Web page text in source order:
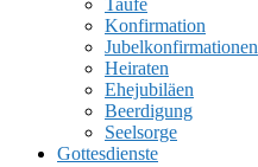
UMSCHALTEN
Taufe
Konfirmation
Jubelkonfirmationen
Heiraten
Ehejubiläen
Beerdigung
Seelsorge
Gottesdienste